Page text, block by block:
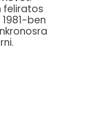
feliratos
ben